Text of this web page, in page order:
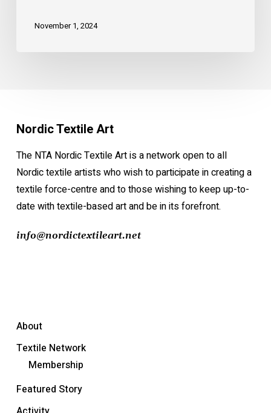
November 1, 2024
Nordic Textile Art
The NTA Nordic Textile Art is a network open to all
Nordic textile artists who wish to participate in creating a
textile force-centre and to those wishing to keep up-to-
date with textile-based art and be in its forefront.
info@nordictextileart.net
About
Textile Network
Membership
Featured Story